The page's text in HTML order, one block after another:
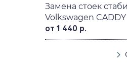
Замена стоек
Volkswagen CADDY
от 1 440 р.